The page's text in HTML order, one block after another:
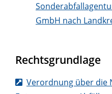
GmbH nach
Rechtsgrundlage
Verordnung über die